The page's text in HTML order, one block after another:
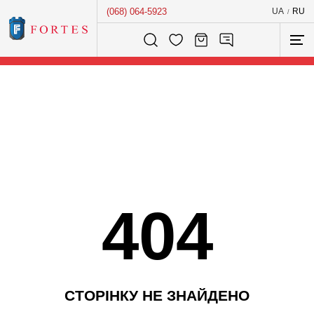
(068) 064-5923 UA / RU
Розумний пошук...
404
СТОРІНКУ НЕ ЗНАЙДЕНО